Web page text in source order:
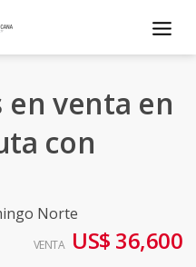
venta en
con
Norte
VENTA US$ 36,600